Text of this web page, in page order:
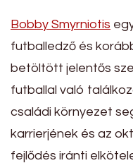
Bobby Smyrniotis
futballedző és
betöltött jelentős
futballal való
családi környezet
karrierjének és az
fejlődés iránti